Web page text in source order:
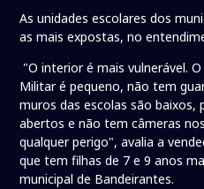
As unidades escolares dos
as mais expostas, no
"O interior é mais vulnerável.
Militar é pequeno, não tem
muros das escolas são baixos,
abertos e não tem câmeras
qualquer perigo", avalia a
que tem filhas de 7 e 9 anos
municipal de Bandeirantes.